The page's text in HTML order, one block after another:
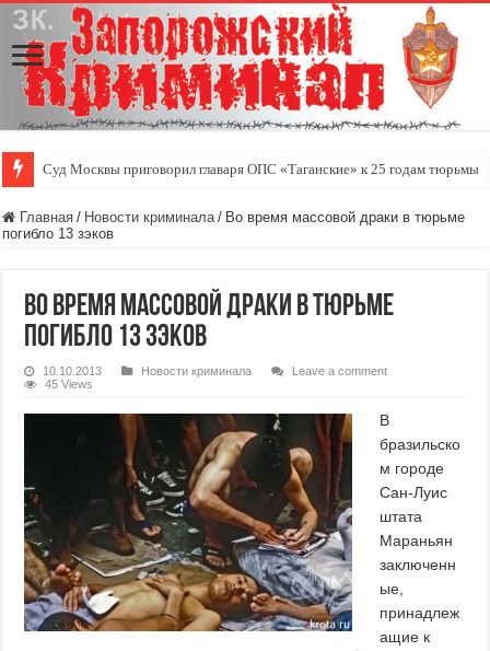
Суд Москвы приговорил главаря ОПС «Таганские» к 25 годам тюрьмы
Главная / Новости криминала / Во время массовой драки в тюрьме
погибло 13 зэков
Во время массовой драки в тюрьме
погибло 13 зэков
10.10.2013 Новости криминала
Leave a comment
45 Views
В
бразильско
м городе
Сан-Луис
штата
Мараньян
заключенн
ые,
принадлеж
ащие к